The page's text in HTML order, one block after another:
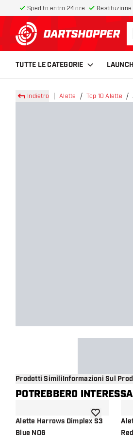
Spedito entro 24 ore
torna alla home
TUTTE LE CATEGORIE
Indietro Alette Top 10 Alette
Prodotti SimiliInformazioni Sul
POTREBBERO
Alette Harrows Dimplex S3
Blue NO6
aggiungi alla